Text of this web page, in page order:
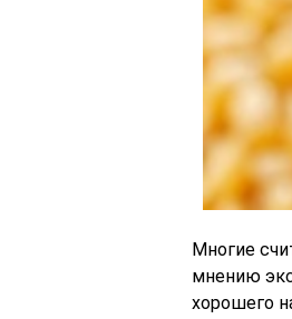
Многие
мнению
хорошего